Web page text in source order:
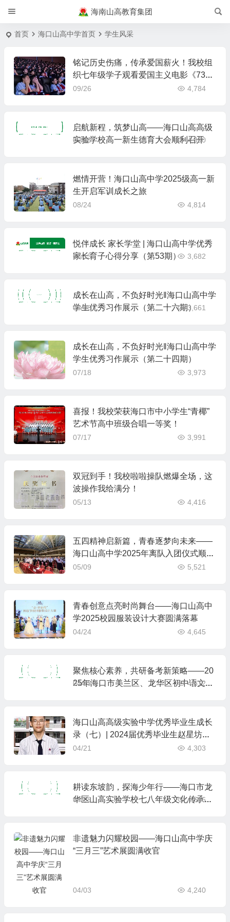
海南山高教育集团
首页 海口山高中学首页 学生风采
铭记历史伤痛，传承爱国薪火！我校组
织七年级学子观看爱国主义电影《73
1》
09/26 4,784
启航新程，筑梦山高——海口山高高级
实验学校高一新生德育大会顺利召开
09/26 4,390
燃情开营！海口山高中学2025级高一新
生开启军训成长之旅
08/24 4,814
悦伴成长 家长学堂 | 海口山高中学优秀
家长育子心得分享（第53期）
08/13 3,682
成长在山高，不负好时光‖海口山高中学
学生优秀习作展示（第二十六期）
08/08 3,661
成长在山高，不负好时光‖海口山高中学
学生优秀习作展示（第二十四期）
07/18 3,973
喜报！我校荣获海口市中小学生“青椰”
艺术节高中班级合唱一等奖！
07/17 3,991
双冠到手！我校啦啦操队燃爆全场，这
波操作我给满分！
05/13 4,416
五四精神启新篇，青春逐梦向未来——
海口山高中学2025年离队入团仪式顺利
举行
05/09 5,521
青春创意点亮时尚舞台——海口山高中
学2025校园服装设计大赛圆满落幕
04/24 4,645
聚焦核心素养，共研备考新策略——20
25年海口市美兰区、龙华区初中语文中
04/23 4,612
海口山高高级实验中学优秀毕业生成长
录（七）| 2024届优秀毕业生赵星坊的
成长纪实
04/21 4,303
耕读东坡韵，探海少年行——海口市龙
华区山高实验学校七八年级文化传承与
04/08 4,516
非遗魅力闪耀校园——海口山高中学庆
“三月三”艺术展圆满收官
04/03 4,240